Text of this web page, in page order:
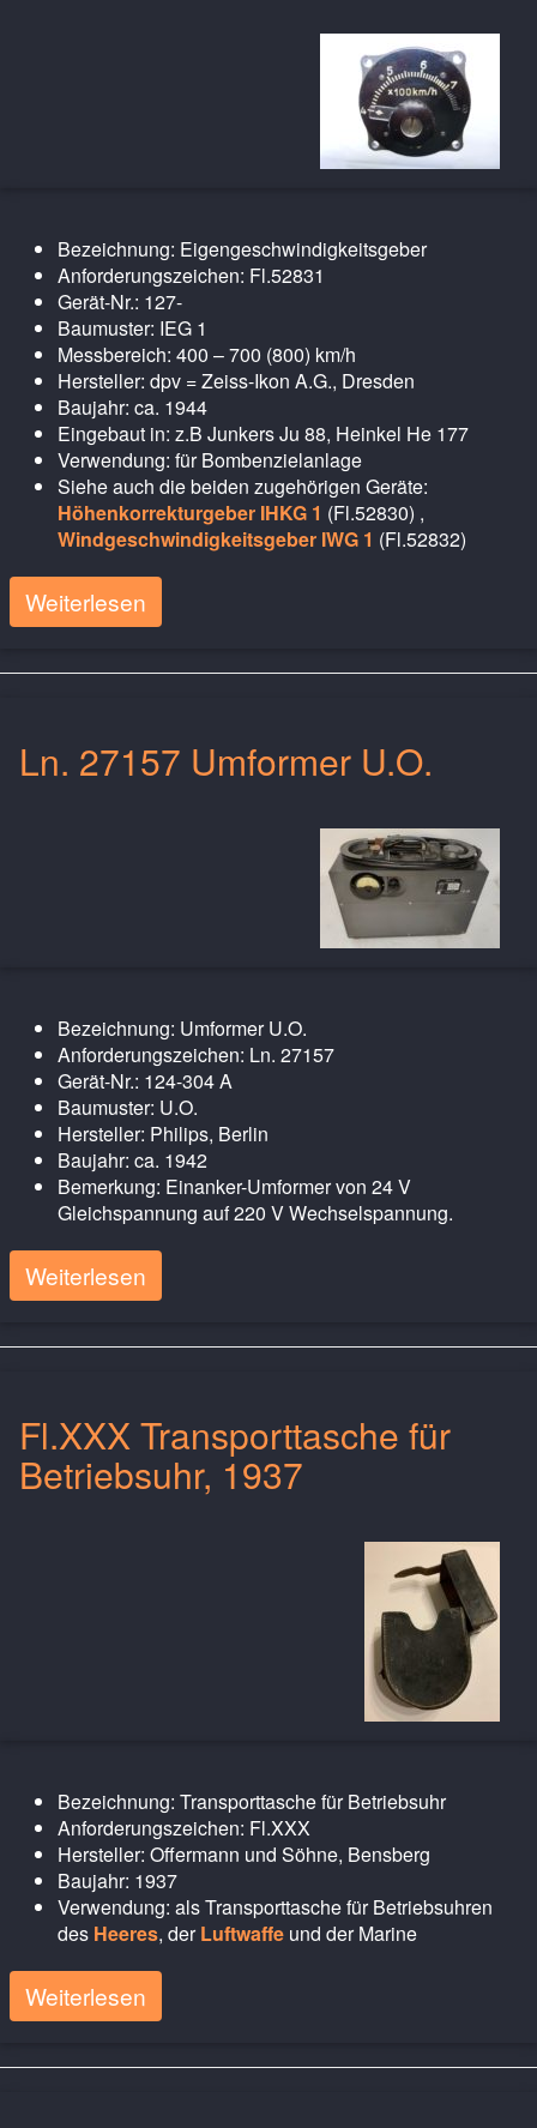
Bezeichnung: Eigengeschwindigkeitsgeber
Anforderungszeichen: Fl.52831
Gerät-Nr.: 127-
Baumuster: IEG 1
Messbereich: 400 – 700 (800) km/h
Hersteller: dpv = Zeiss-Ikon A.G., Dresden
Baujahr: ca. 1944
Eingebaut in: z.B Junkers Ju 88, Heinkel He 177
Verwendung: für Bombenzielanlage
Siehe auch die beiden zugehörigen Geräte:
Höhenkorrekturgeber IHKG 1 (Fl.52830) ,
Windgeschwindigkeitsgeber IWG 1 (Fl.52832)
Weiterlesen
Ln. 27157 Umformer U.O.
Bezeichnung: Umformer U.O.
Anforderungszeichen: Ln. 27157
Gerät-Nr.: 124-304 A
Baumuster: U.O.
Hersteller: Philips, Berlin
Baujahr: ca. 1942
Bemerkung: Einanker-Umformer von 24 V
Gleichspannung auf 220 V Wechselspannung.
Weiterlesen
Fl.XXX Transporttasche für
Betriebsuhr, 1937
Bezeichnung: Transporttasche für Betriebsuhr
Anforderungszeichen: Fl.XXX
Hersteller: Offermann und Söhne, Bensberg
Baujahr: 1937
Verwendung: als Transporttasche für Betriebsuhren
des Heeres, derLuftwaffe und der Marine
Weiterlesen